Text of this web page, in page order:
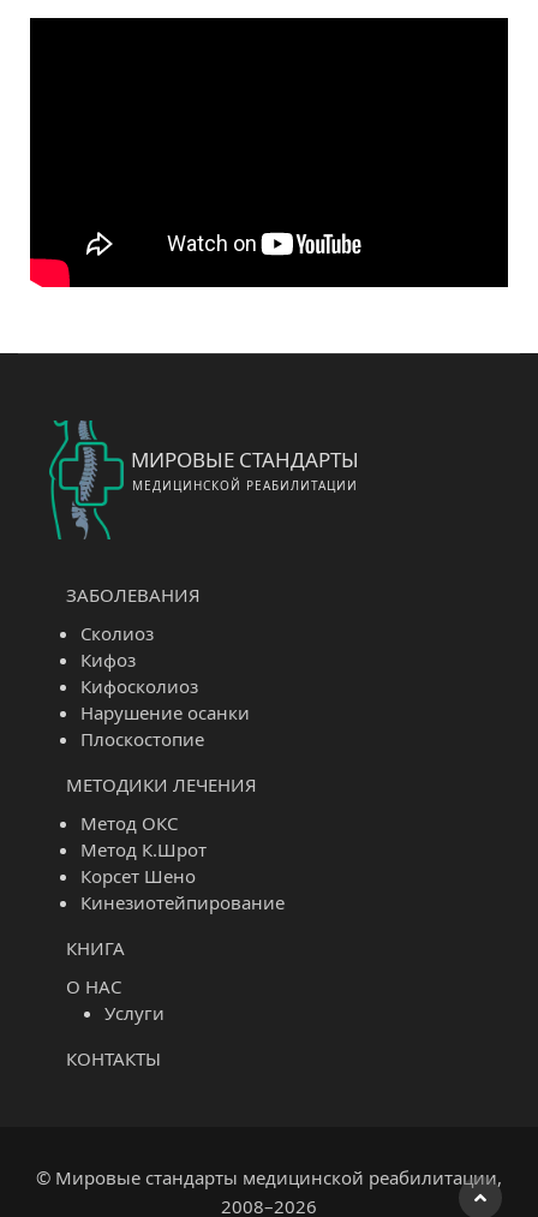
МИРОВЫЕ СТАНДАРТЫ
МЕДИЦИНСКОЙ РЕАБИЛИТАЦИИ
ЗАБОЛЕВАНИЯ
Сколиоз
Кифоз
Кифосколиоз
Нарушение осанки
Плоскостопие
МЕТОДИКИ ЛЕЧЕНИЯ
Метод ОКС
Метод К.Шрот
Корсет Шено
Кинезиотейпирование
КНИГА
О НАС
Услуги
КОНТАКТЫ
© Мировые стандарты медицинской реабилитации,
2008–2026